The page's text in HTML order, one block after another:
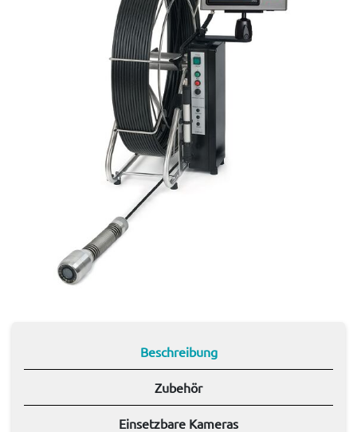
Beschreibung
Zubehör
Einsetzbare Kameras